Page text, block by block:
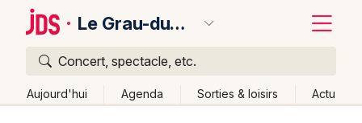
Le Grau-du-Roi
Concert, spectacle, etc.
Aujourd'hui Agenda Sorties & loisirs Actu
Quoi ?